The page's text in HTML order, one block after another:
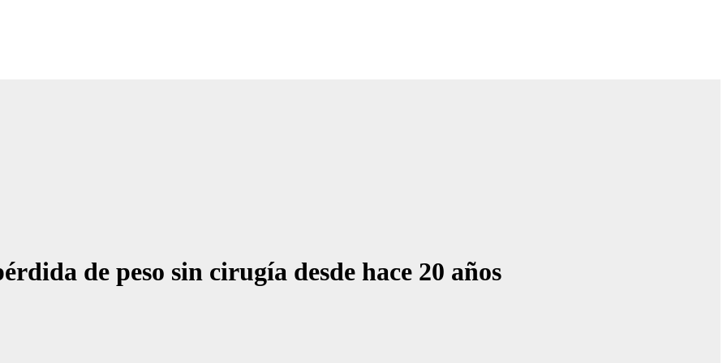
de peso sin cirugía desde hace 20 años